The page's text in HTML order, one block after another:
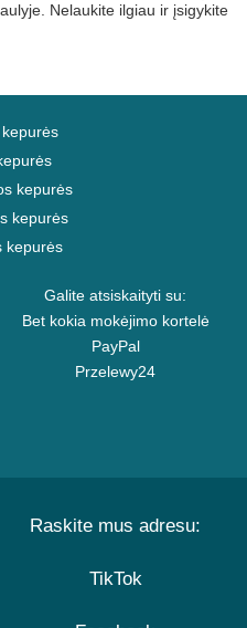
Nelaukite ilgiau ir įsigykite
kepurės
kepurės
kepurės
Galite atsiskaityti su:
Bet kokia mokėjimo kortelė
PayPal
Przelewy24
Raskite mus adresu:
TikTok